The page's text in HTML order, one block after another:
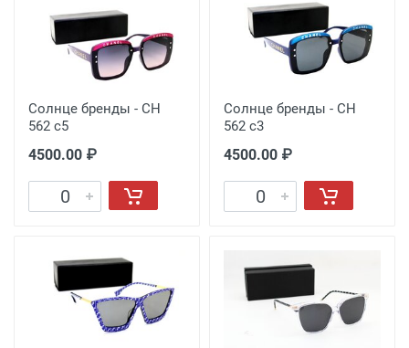
Солнце бренды - CH
562 c5
4500.00 ₽
Солнце бренды - CH
562 c3
4500.00 ₽